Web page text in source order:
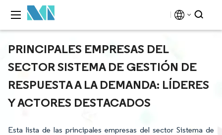
PRINCIPALES EMPRESAS DEL
SECTOR SISTEMA DE GESTIÓN DE
RESPUESTA A LA DEMANDA: LÍDERES
Y ACTORES DESTACADOS
Esta lista de las principales empresas del sector Sistema de